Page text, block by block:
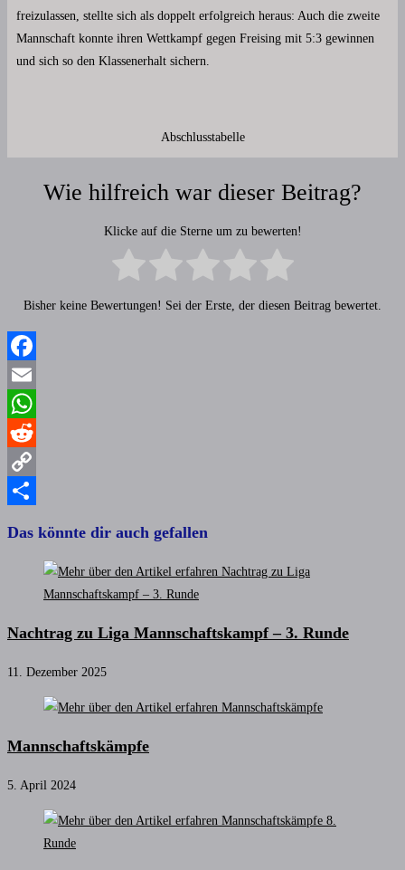
freizulassen, stellte sich als doppelt erfolgreich heraus: Auch die zweite
Mannschaft konnte ihren Wettkampf gegen Freising mit 5:3 gewinnen
und sich so den Klassenerhalt sichern.
Abschlusstabelle
Wie hilfreich war dieser Beitrag?
Klicke auf die Sterne um zu bewerten!
Bisher keine Bewertungen! Sei der Erste, der diesen Beitrag bewertet.
Facebook
Email
WhatsApp
Reddit
Copy
Das könnte dir auch gefallen
Nachtrag zu Liga Mannschaftskampf – 3. Runde
11. Dezember 2025
Mannschaftskämpfe
5. April 2024